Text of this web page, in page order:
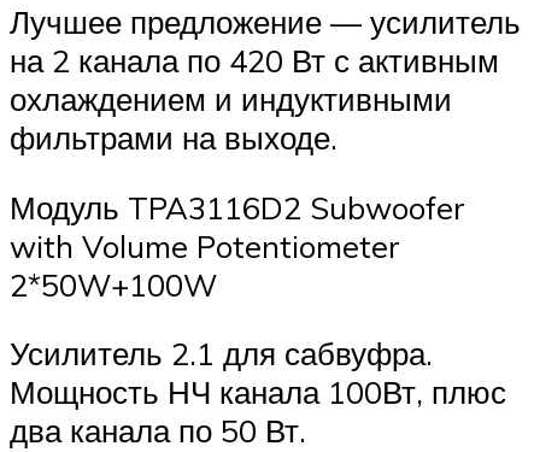
Лучшее предложение — усилитель
на 2 канала по 420 Вт с активным
охлаждением и индуктивными
фильтрами на выходе.
Модуль TPA3116D2 Subwoofer
with Volume Potentiometer
2*50W+100W
Усилитель 2.1 для сабвуфра.
Мощность НЧ канала 100Вт, плюс
два канала по 50 Вт.